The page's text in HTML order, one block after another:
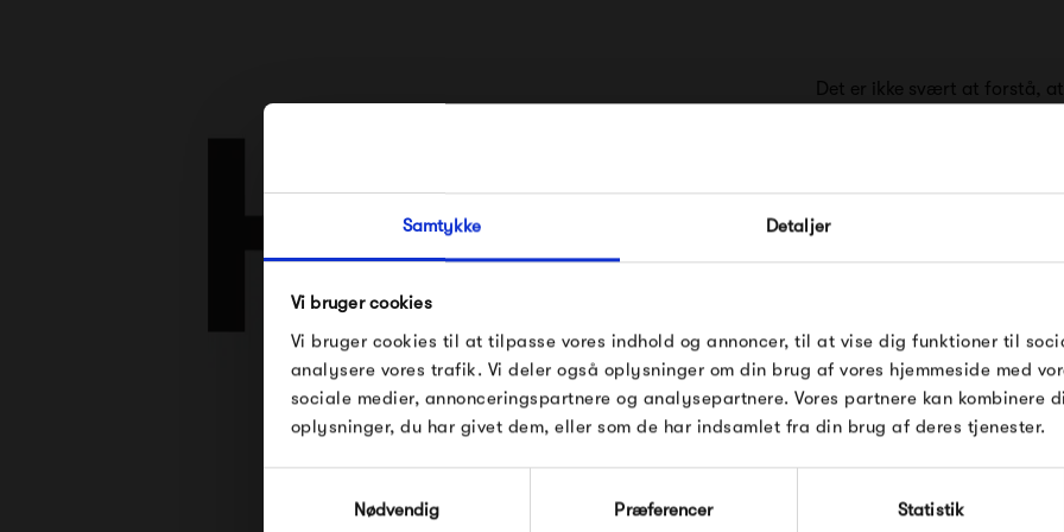
Samtykke Detaljer
Vi bruger cookies
Vi bruger cookies til at tilpasse vores indhold og annoncer, til at vise dig funktioner til
analysere vores trafik. Vi deler også oplysninger om din brug af vores hjemmeside med
sociale medier, annonceringspartnere og analysepartnere. Vores partnere kan kombinere
oplysninger, du har givet dem, eller som de har indsamlet fra din brug af deres tjenester.
Nødvendig
Præferencer Statistik
Se alle varer fra HAY
Det er ikke svært at forstå,
møbler, interiør og
2002 og lanceret i 2003 til
Der er et klart fokus på at
deres udtryk, at det næsten
kombinere kvalitet med
af de mest stilrene
findes herhjemme.
FÅ 10% PÅ DIN NÆSTE
Gælder ikke på produkter fra Fermob,
Pop og i forvejen nedsatte produkter.
Modtag velkomstrabat